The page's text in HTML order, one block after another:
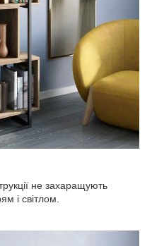
не захаращують
і світлом.